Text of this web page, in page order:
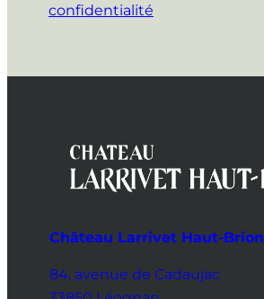
confidentialité
Château Larrivet Haut-Brion
84, avenue de Cadaujac